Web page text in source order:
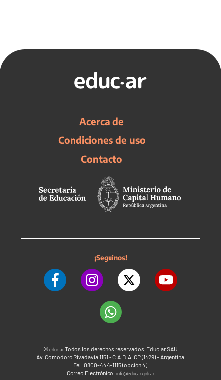
Acerca de
Condiciones de uso
Contacto
¡Seguinos!
©educ.arTodos los derechos reservados. Educ.ar SAU
Av. Comodoro Rivadavia 1151 - C.A.B.A. CP (1429) - Argentina
Tel: 0800-444-1115 (opción 4)
Correo Electrónico: info@educar.gob.ar